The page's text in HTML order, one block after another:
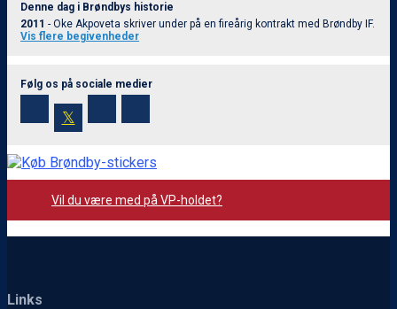
Denne dag i Brøndbys historie
2011 - Oke Akpoveta skriver under på en fireårig kontrakt med Brøndby IF.
Vis flere begivenheder
Følg os på sociale medier
𝕏
Vil du være med på VP-holdet?
Links